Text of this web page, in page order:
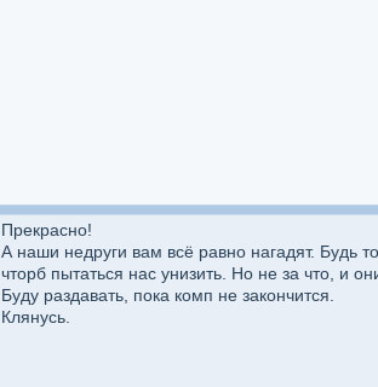
Прекрасно!
А наши недруги вам всё равно нагадят. Будь
чторб пытаться нас унизить. Но не за что, и
Буду раздавать, пока комп не закончится.
Клянусь.